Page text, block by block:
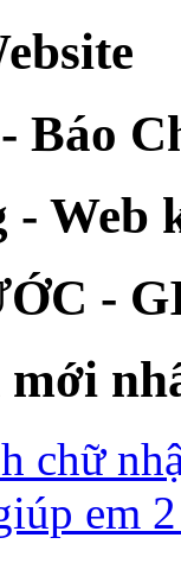
Báo
- Web
-
mới
chữ
em